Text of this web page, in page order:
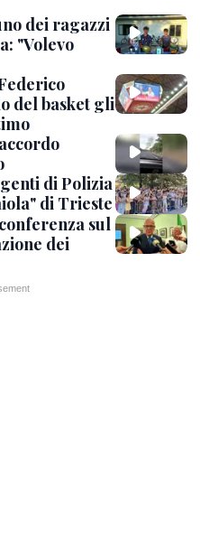
dei ragazzi
"Volevo
del basket gli
di Polizia
di Trieste
sul
dei